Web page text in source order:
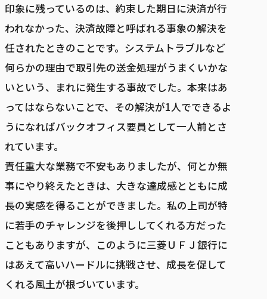
印象に残っているのは、約束した期日に決済が行
われなかった、決済故障と呼ばれる事象の解決を
任されたときのことです。システムトラブルなど
何らかの理由で取引先の送金処理がうまくいかな
いという、まれに発生する事故でした。本来はあ
ってはならないことで、その解決が1人でできるよ
うになればバックオフィス要員として一人前とさ
れています。
責任重大な業務で不安もありましたが、何とか無
事にやり終えたときは、大きな達成感とともに成
長の実感を得ることができました。私の上司が特
に若手のチャレンジを後押ししてくれる方だった
こともありますが、このように三菱ＵＦＪ銀行に
はあえて高いハードルに挑戦させ、成長を促して
くれる風土が根づいています。